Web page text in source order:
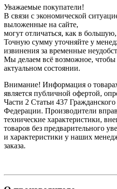
Уважаемые покупатели!
В связи с экономической
выложенные на сайте,
могут отличаться, как в
Точную сумму уточняйте у
извинения за временные
Мы делаем всё возможное, чтобы
актуальном состоянии.
Внимание! Информация о
является публичной офертой,
Части 2 Статьи 437
Федерации. Производители
технические характеристики,
товаров без предварительного
и характеристики у наших
заказа.